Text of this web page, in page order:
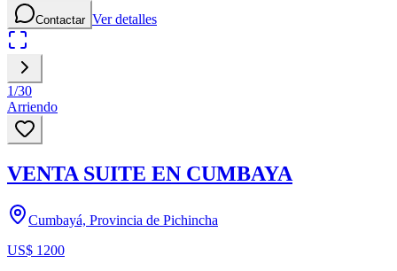
Contactar Ver detalles
1/30
Arriendo
VENTA SUITE EN CUMBAYA
Cumbayá, Provincia de Pichincha
US$ 1200